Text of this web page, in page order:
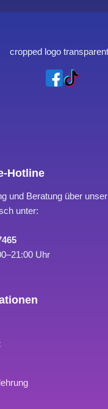
Hotline
und Beratung über unser
unter:
Uhr